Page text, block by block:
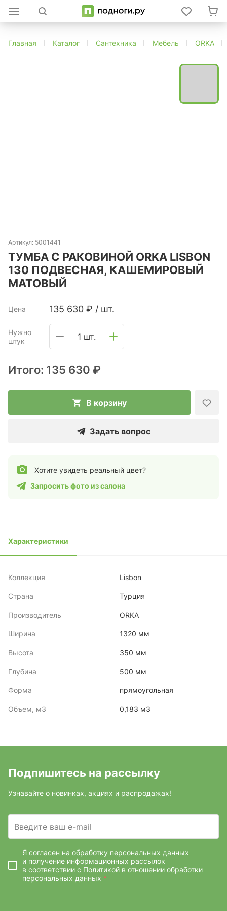
Главная Каталог Сантехника Мебель ORKA
Артикул: 5001441
ТУМБА С РАКОВИНОЙ ORKA LISBON
130 ПОДВЕСНАЯ, КАШЕМИРОВЫЙ
МАТОВЫЙ
Цена 135 630 ₽ / шт.
Нужно
штук
1 шт.
Итого: 135 630 ₽
В корзину
Задать вопрос
Хотите увидеть реальный цвет?
Запросить фото из салона
Характеристики
Коллекция Lisbon
Страна Турция
Производитель ORKA
Ширина 1320 мм
Высота 350 мм
Глубина 500 мм
Форма прямоугольная
Объем, м3 0,183 м3
Подпишитесь на рассылку
Узнавайте о новинках, акциях и распродажах!
Введите ваш e-mail
Я согласен на обработку персональных данных
и получение информационных рассылок
в соответствии с Политикой в отношении обработки
персональных данных *